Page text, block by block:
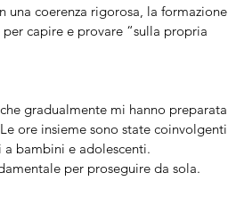
coerenza rigorosa, la formazione
capire e provare “sulla propria
gradualmente mi hanno preparata
ore insieme sono state coinvolgenti
bambini e adolescenti.
per proseguire da sola.